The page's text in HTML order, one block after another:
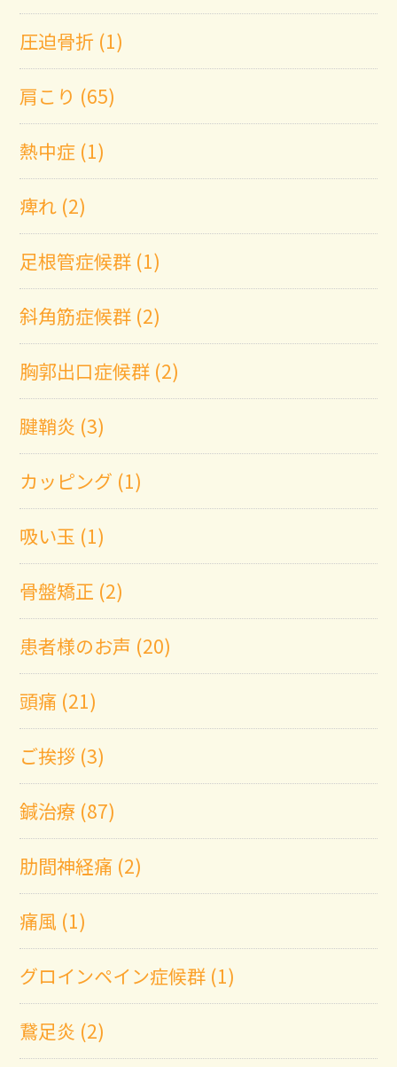
圧迫骨折 (1)
肩こり (65)
熱中症 (1)
痺れ (2)
足根管症候群 (1)
斜角筋症候群 (2)
胸郭出口症候群 (2)
腱鞘炎 (3)
カッピング (1)
吸い玉 (1)
骨盤矯正 (2)
患者様のお声 (20)
頭痛 (21)
ご挨拶 (3)
鍼治療 (87)
肋間神経痛 (2)
痛風 (1)
グロインペイン症候群 (1)
鵞足炎 (2)